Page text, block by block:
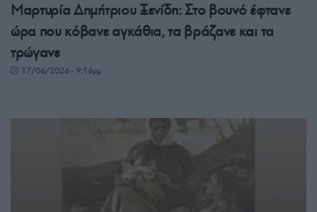
Μαρτυρία Δημήτριου Ξενίδη: Στο βουνό έφτανε
ώρα που κόβανε αγκάθια, τα βράζανε και τα
τρώγανε
17/06/2026 - 9:16μμ